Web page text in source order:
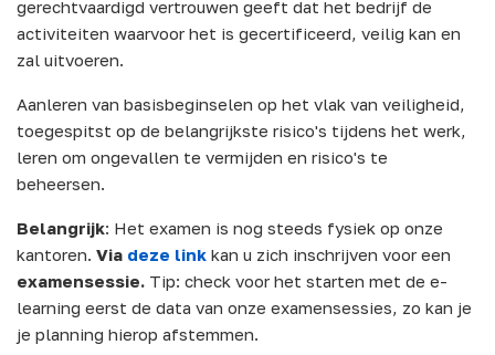
gerechtvaardigd vertrouwen geeft dat het bedrijf de
activiteiten waarvoor het is gecertificeerd, veilig kan en
zal uitvoeren.
Aanleren van basisbeginselen op het vlak van veiligheid,
toegespitst op de belangrijkste risico's tijdens het werk,
leren om ongevallen te vermijden en risico's te
beheersen.
Belangrijk: Het examen is nog steeds fysiek op onze
kantoren. Via deze link kan u zich inschrijven voor een
examensessie. Tip: check voor het starten met de e-
learning eerst de data van onze examensessies, zo kan je
je planning hierop afstemmen.